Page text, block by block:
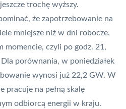
trochę wyższy.
że zapotrzebowanie na
mniejsze niż w dni robocze.
momencie, czyli po godz. 21,
porównania, w poniedziałek
wynosi już 22,2 GW. W
pracuje na pełną skalę
odbiorcą energii w kraju.